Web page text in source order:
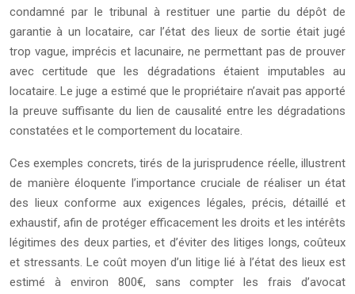
condamné par le tribunal à restituer une partie du dépôt de
garantie à un locataire, car l’état des lieux de sortie était jugé
trop vague, imprécis et lacunaire, ne permettant pas de prouver
avec certitude que les dégradations étaient imputables au
locataire. Le juge a estimé que le propriétaire n’avait pas apporté
la preuve suffisante du lien de causalité entre les dégradations
constatées et le comportement du locataire.
Ces exemples concrets, tirés de la jurisprudence réelle, illustrent
de manière éloquente l’importance cruciale de réaliser un état
des lieux conforme aux exigences légales, précis, détaillé et
exhaustif, afin de protéger efficacement les droits et les intérêts
légitimes des deux parties, et d’éviter des litiges longs, coûteux
et stressants. Le coût moyen d’un litige lié à l’état des lieux est
estimé à environ 800€, sans compter les frais d’avocat